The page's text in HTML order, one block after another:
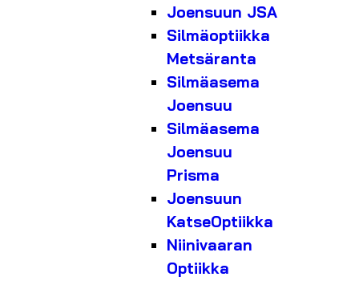
Joensuun JSA
Silmäoptiikka
Metsäranta
Silmäasema
Joensuu
Silmäasema
Joensuu
Prisma
Joensuun
KatseOptiikka
Niinivaaran
Optiikka